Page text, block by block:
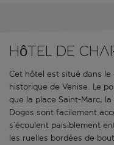
Hôtel de
Cet hôtel est situé dans
historique de Venise. Le
que la place Saint-Marc,
Doges sont facilement
s’écoulent paisiblement
les ruelles bordées de